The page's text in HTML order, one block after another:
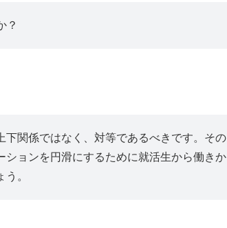
？
下関係ではなく、対等であるべきです。その
ションを円滑にするために就活生から働きか
。